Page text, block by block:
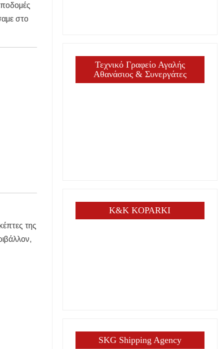
στο
της
Τεχνικό Γραφείο Αγαλής
Αθανάσιος & Συνεργάτες
K&K KOPARKI
SKG Shipping Agency